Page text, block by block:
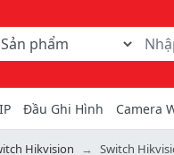
danh mục tìm kiếm
khóa hoặc mã hàng
Đầu Ghi Hình Camera
Hikvision Switch